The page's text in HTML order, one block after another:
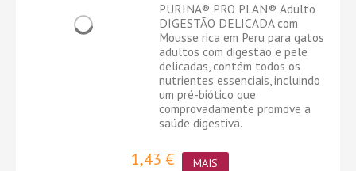
PURINA® PRO PLAN® Adulto
DIGESTÃO DELICADA com
Mousse rica em Peru para gatos
adultos com digestão e pele
delicadas, contém todos os
nutrientes essenciais, incluindo
um pré-biótico que
comprovadamente promove a
saúde digestiva.
1,43 € MAIS